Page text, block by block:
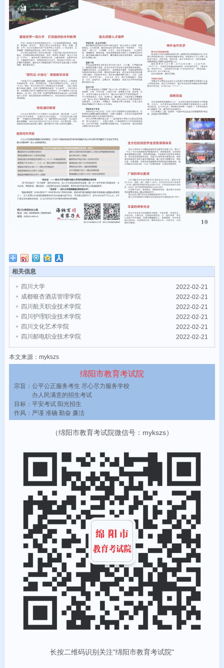
相关信息
四川大学
2022-02-21
成都银杏酒店管理学院
2022-02-21
四川航天职业技术学院
2022-02-21
四川护理职业技术学院
2022-02-21
四川文化艺术学院
2022-02-21
四川邮电职业技术学院
2022-02-21
本文来源：mykszs
绵阳市教育考试院
宗旨：公平公正服务考生 尽心尽力服务学校
办人民满意的招生考试
目标：平安考试 阳光招生
作风：严谨 准确 勤奋 廉洁
（绵阳市教育考试院微信号：mykszs）
长按二维码识别关注"绵阳市教育考试院"